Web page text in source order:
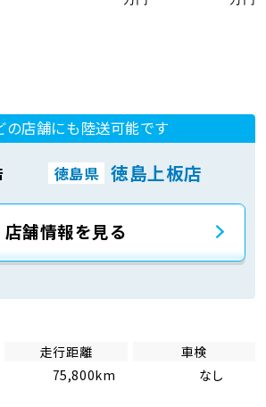
の店舗にも陸送可能です
徳島県 徳島上板店
店舗情報を見る
走行距離
75,800km
車検
なし